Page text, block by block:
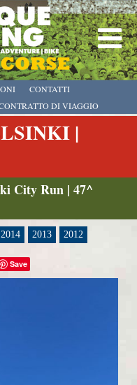
DI VIAGGIO
CONTATTI
|
City Run | 47^
2014 2013 2012
Save